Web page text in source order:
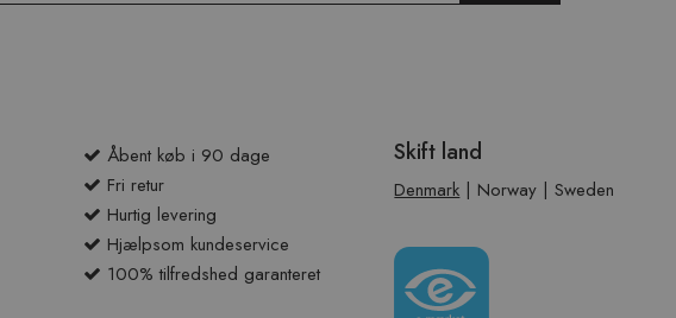
Åbent køb i 90 dage
Fri retur
Hurtig levering
Hjælpsom kundeservice
100% tilfredshed garanteret
Skift land
Denmark | Norway |Sweden